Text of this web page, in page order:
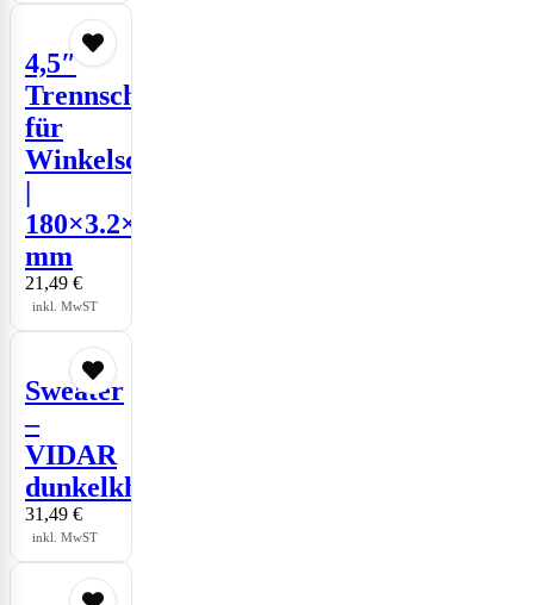
4,5″
Trennscheiben
für
Winkelschleifer
|
180×3.2×22
mm
21,49 €
inkl. MwST
Sweater
–
VIDAR
dunkelkhaki
31,49 €
inkl. MwST